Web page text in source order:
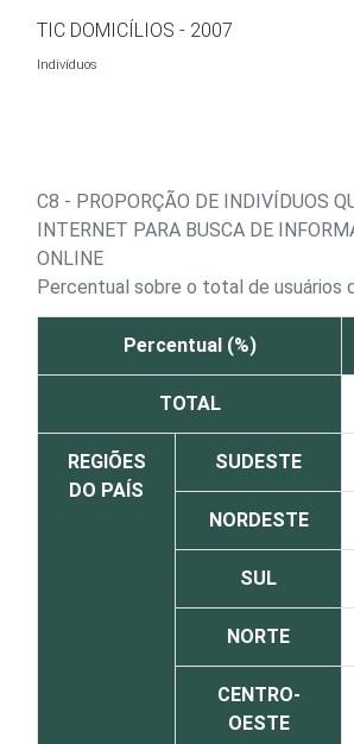
Ir para o conteúdo
TIC DOMICÍLIOS - 2007
Indivíduos
C8 - PROPORÇÃO DE INDIVÍDUOS
INTERNET PARA BUSCA DE
ONLINE
Percentual sobre o total de usuários
Percentual (%)
TOTAL
REGIÕES
DO PAÍS
SUDESTE
NORDESTE
SUL
NORTE
CENTRO-
OESTE